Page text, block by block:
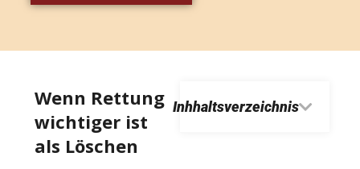
Wenn Rettung
wichtiger ist
als Löschen
Inhhaltsverzeichnis